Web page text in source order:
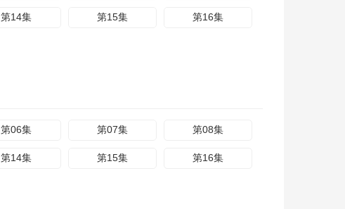
第14集 第15集 第16集
第06集 第07集 第08集
第14集 第15集 第16集